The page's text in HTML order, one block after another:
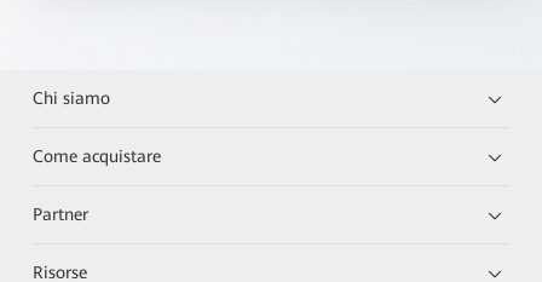
Chi siamo
Come acquistare
Partner
Risorse